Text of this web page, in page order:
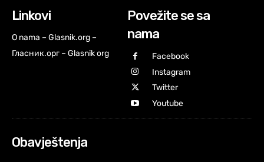
Linkovi
O nama – Glasnik.org –
Гласник.орг – Glasnik org
Povežite se sa
nama
Facebook
Instagram
Twitter
Youtube
Obavještenja